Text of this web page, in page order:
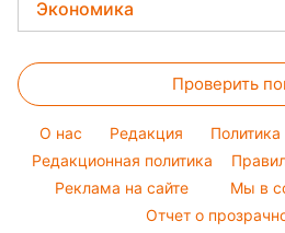
фото Reuters,
Летом этого года был
России с Ираном по
вооружений.